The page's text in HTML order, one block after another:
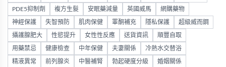
PDE5抑制劑 複方生髮 安眠藥減量 英國威馬 網購藥物
神經保護 失智預防 肌肉保健 睪酮補充 隱私保護 超級威而鋼
攝護腺肥大 性慾提升 女性性反應 送貨資訊 順豐自取
用藥禁忌 健康檢查 中年保健 夫妻關係 冷熱水交替浴
精液異常 前列腺炎 中醫補腎 勃起硬度分級 婚姻關係